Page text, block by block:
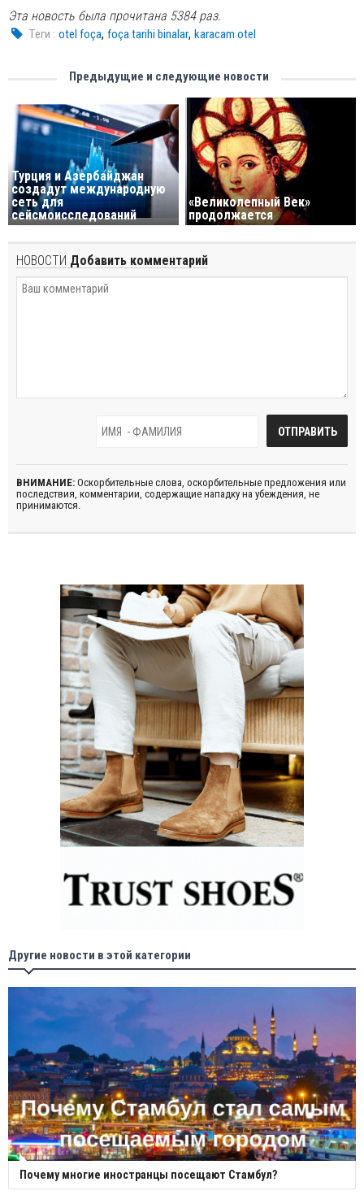
Эта новость была прочитана 5384 раз.
Tеги : otel foça,foça tarihi binalar,karacam otel
Предыдущие и следующие новости
Турция и Азербайджан
создадут международную
сеть для
сейсмоисследований
«Великолепный Век»
продолжается
НОВОСТИ Добавить комментарий
ВНИМАНИЕ: Оскорбительные слова, оскорбительные предложения или
последствия, комментарии, содержащие нападку на убеждения, не
принимаются.
Другие новости в этой категории
Почему многие иностранцы посещают Стамбул?